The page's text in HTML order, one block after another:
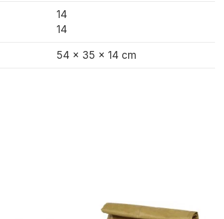
14
14
54 x 35 x 14 cm